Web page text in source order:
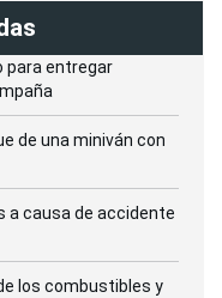
para entregar
de una miniván con
a causa de accidente
los combustibles y